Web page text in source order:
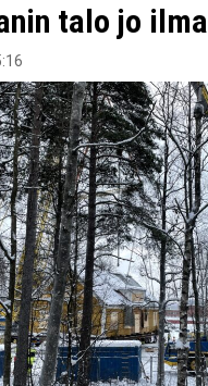
talo jo